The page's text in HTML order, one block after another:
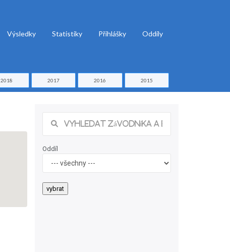
Výsledky Statistiky Přihlášky Oddíly
2018 2017 2016 2015
Oddíl